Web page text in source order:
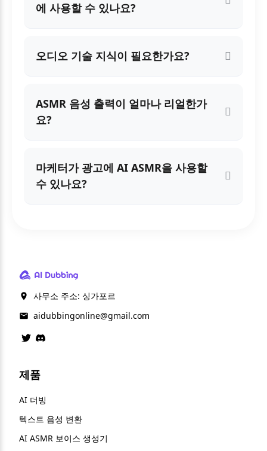
에 사용할 수 있나요?
오디오 기술 지식이 필요한가요?
ASMR 음성 출력이 얼마나 리얼한가
요?
마케터가 광고에 AI ASMR을 사용할
수 있나요?
사무소 주소: 싱가포르
aidubbingonline@gmail.com
제품
AI 더빙
텍스트 음성 변환
AI ASMR 보이스 생성기